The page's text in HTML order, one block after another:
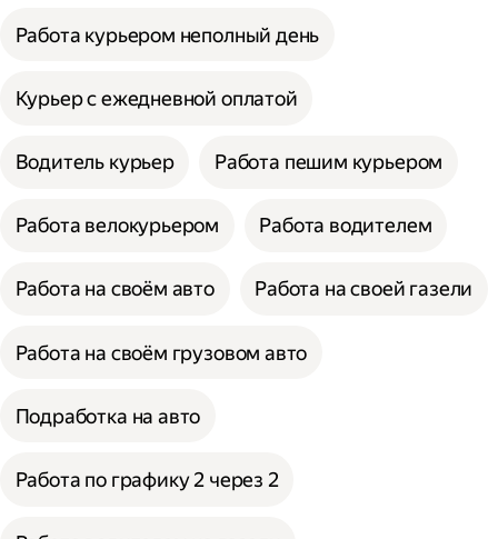
Работа курьером неполный день
Курьер с ежедневной оплатой
Водитель курьер Работа пешим курьером
Работа велокурьером Работа водителем
Работа на своём авто Работа на своей газели
Работа на своём грузовом авто
Подработка на авто
Работа по графику 2 через 2